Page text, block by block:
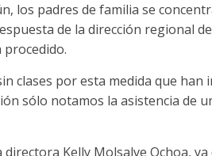
los padres de familia se
de la dirección regional
clases por esta medida que
sólo notamos la asistencia de
directora Kelly Molsalve Ochoa,